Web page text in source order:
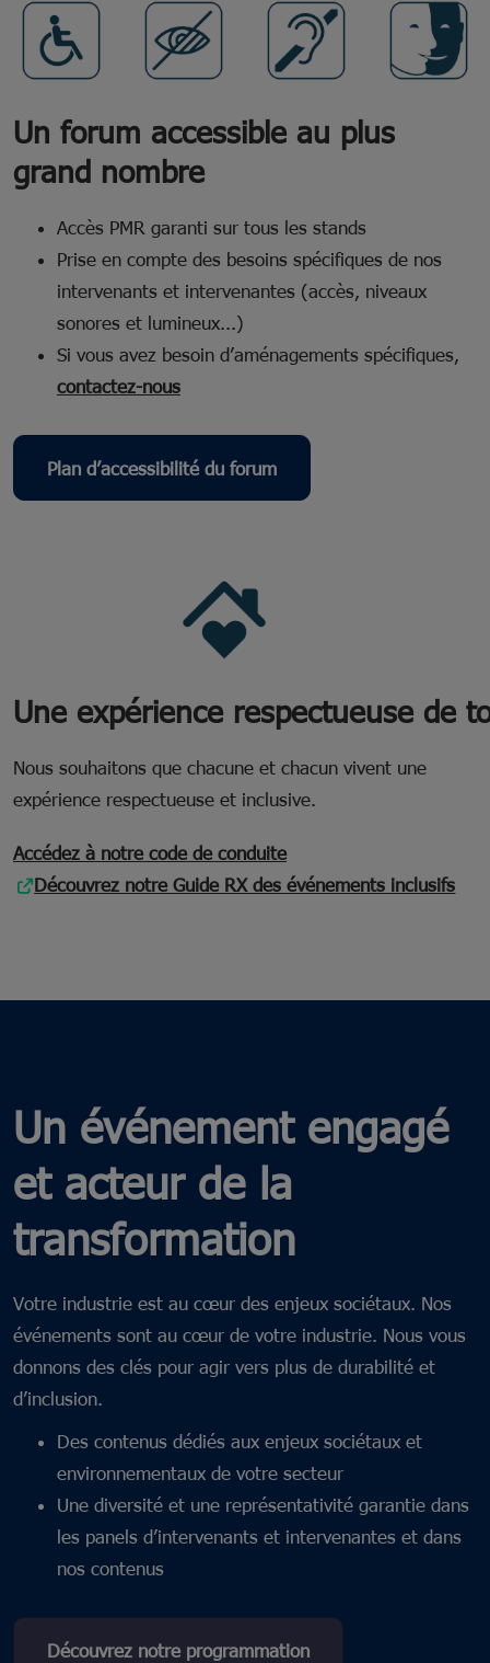
Un forum accessible au plus
grand nombre
Accès PMR garanti sur tous les stands
Prise en compte des besoins spécifiques de nos
intervenants et intervenantes (accès, niveaux
sonores et lumineux...)
Si vous avez besoin d’aménagements spécifiques,
contactez-nous
Plan d’accessibilité du forum
Une expérience respectueuse de
Nous souhaitons que chacune et chacun vivent une
expérience respectueuse et inclusive.
Accédez à notre code de conduite
Découvrez notre Guide RX des événements inclusifs
Un événement engagé
et acteur de la
transformation
Votre industrie est au cœur des enjeux sociétaux. Nos
événements sont au cœur de votre industrie. Nous vous
donnons des clés pour agir vers plus de durabilité et
d’inclusion.
Des contenus dédiés aux enjeux sociétaux et
environnementaux de votre secteur
Une diversité et une représentativité garantie dans
les panels d’intervenants et intervenantes et dans
nos contenus
Découvrez notre programmation